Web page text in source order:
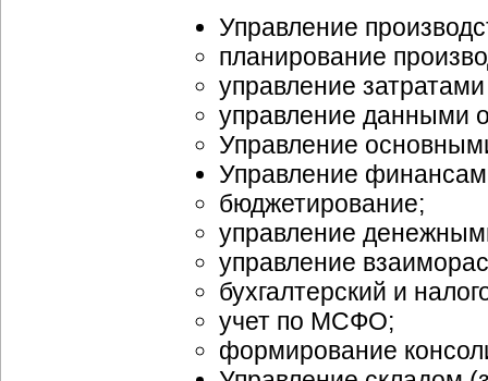
Управление
планирование
управление
управление данными
Управление
Управление
бюджетирование;
управление
управление
бухгалтерский и
учет по МСФО;
формирование